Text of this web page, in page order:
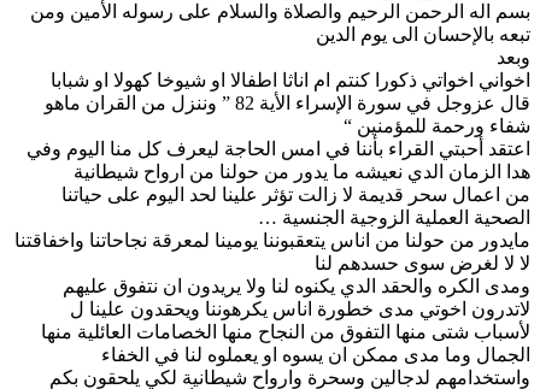
بسم اله الرحمن الرحيم والصلاة والسلام على رسوله الأمين ومن
تبعه بالإحسان الى يوم الدين
وبعد
اخواني اخواتي ذكورا كنتم ام اناثا اطفالا او شيوخا كهولا او شبابا
قال عزوجل في سورة الإسراء الأية 82 ” وننزل من القران ماهو
شفاء ورحمة للمؤمنين “
اعتقد أحبتي القراء بأننا في امس الحاجة ليعرف كل منا اليوم وفي
هدا الزمان الدي نعيشه ما يدور من حولنا من ارواح شيطانية
من اعمال سحر قديمة لا زالت تؤثر علينا لحد اليوم على حياتنا
الصحية العملية الزوجية الجنسية …
مايدور من حولنا من اناس يتعقبوننا يومينا لمعرقة نجاحاتنا واخفاقتنا
لا لا لغرض سوى حسدهم لنا
ومدى الكره والحقد الدي يكنوه لنا ولا يريدون ان نتفوق عليهم
لاتدرون اخوتي مدى خطورة اناس يكرهوننا ويحقدون علينا ل
لأسباب شتى منها التفوق من النجاح منها الخصامات العائلية منها
الجمال وما مدى ممكن ان يسوه او يعملوه لنا في الخفاء
واستخدامهم لدجالين وسحرة وارواح شيطانية لكي يلحقون بكم